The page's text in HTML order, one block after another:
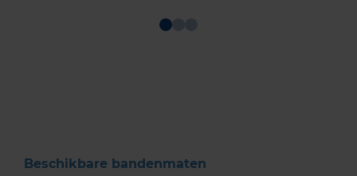
Beschikbare bandenmaten